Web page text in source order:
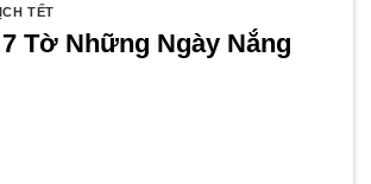
TẾT
Tờ Những Ngày Nắng